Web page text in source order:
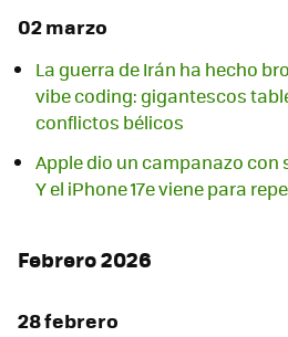
02 marzo
La guerra de Irán ha hecho
vibe coding: gigantescos
conflictos bélicos
Apple dio un campanazo con
Y el iPhone 17e viene para
Febrero 2026
28 febrero